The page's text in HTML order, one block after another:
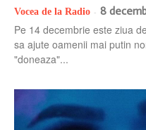
Vocea de la Radio - 8
Pe 14 decembrie este ziua
sa ajute oamenii mai putin
"doneaza"...